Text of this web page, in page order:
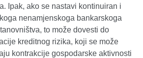
Ipak, ako se nastavi kontinuiran i
nenamjenskoga bankarskoga
to može dovesti do
kreditnog rizika, koji se može
kontrakcije gospodarske aktivnosti